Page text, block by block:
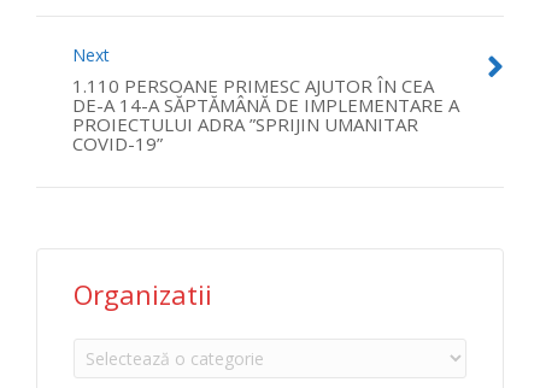
Next
1.110 PERSOANE PRIMESC AJUTOR ÎN CEA
DE-A 14-A SĂPTĂMÂNĂ DE IMPLEMENTARE A
PROIECTULUI ADRA ”SPRIJIN UMANITAR
COVID-19”
Organizatii
Organizatii